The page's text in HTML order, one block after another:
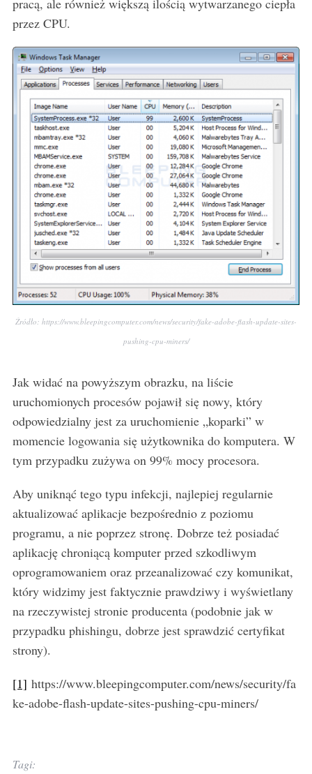
pracą, ale również większą ilością wytwarzanego ciepła
przez CPU.
Źródło: https://www.bleepingcomputer.com/news/security/fake-adobe-flash-update-sites-
pushing-cpu-miners/
Jak widać na powyższym obrazku, na liście
uruchomionych procesów pojawił się nowy, który
odpowiedzialny jest za uruchomienie „koparki” w
momencie logowania się użytkownika do komputera. W
tym przypadku zużywa on 99% mocy procesora.
Aby uniknąć tego typu infekcji, najlepiej regularnie
aktualizować aplikacje bezpośrednio z poziomu
programu, a nie poprzez stronę. Dobrze też posiadać
aplikację chroniącą komputer przed szkodliwym
oprogramowaniem oraz przeanalizować czy komunikat,
który widzimy jest faktycznie prawdziwy i wyświetlany
na rzeczywistej stronie producenta (podobnie jak w
przypadku phishingu, dobrze jest sprawdzić certyfikat
strony).
[1] https://www.bleepingcomputer.com/news/security/fa
ke-adobe-flash-update-sites-pushing-cpu-miners/
Tagi:
e
a
c
h
f
o
r
: